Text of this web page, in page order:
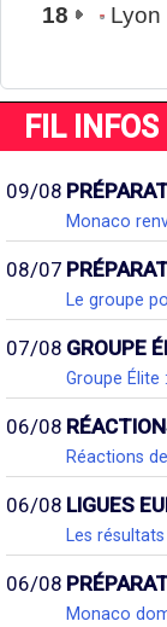
18
Lyon
FIL INFOS
09/08
Monaco
08/07
Le groupe
07/08 GROUPE
Groupe Élite
06/08
Réactions
06/08 LIGUES
Les
06/08
Monaco